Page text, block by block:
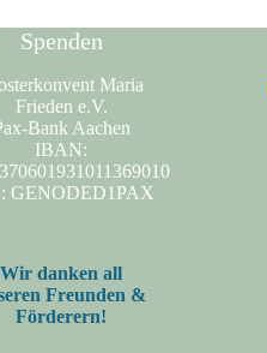
Spenden
Maria
Frieden e.V.
Bank Aachen
IBAN:
GENODED1PAX
Wir danken all
Freunden &
Förderern!